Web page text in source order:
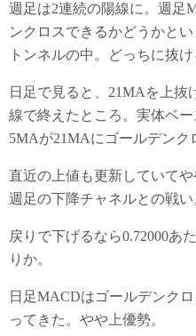
週足は2連続の陽線に。週足
ンクロスできるかどうかと
トンネルの中。どっちに抜け
日足で見ると、21MAを上抜
線で終えたところ。実体ベ
5MAが21MAにゴールデンク
直近の上値も更新していて
週足の下降チャネルとの戦い
戻りで下げるなら0.72000あ
りか。
日足MACDはゴールデンク
ってきた。やや上優勢。